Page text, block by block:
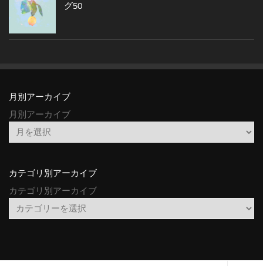
グ50
月別アーカイブ
月別アーカイブ
カテゴリ別アーカイブ
カテゴリ別アーカイブ